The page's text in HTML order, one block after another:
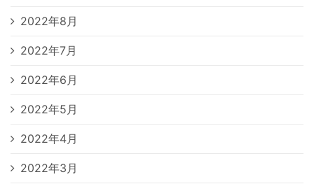
2022年8月
2022年7月
2022年6月
2022年5月
2022年4月
2022年3月